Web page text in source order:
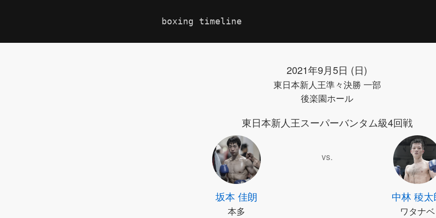
boxing timeline
2021年9月5日 (日)
東日本新人王準々決勝 一部
後楽園ホール
東日本新人王スーパーバンタム級4回戦
坂本 佳朗
本多
vs.
中林 稜
ワタナベ